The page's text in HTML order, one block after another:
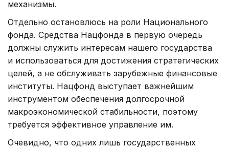
механизмы.
Отдельно остановлюсь на роли Национального
фонда. Средства Нацфонда в первую очередь
должны служить интересам нашего государства
и использоваться для достижения стратегических
целей, а не обслуживать зарубежные финансовые
институты. Нацфонд выступает важнейшим
инструментом обеспечения долгосрочной
макроэкономической стабильности, поэтому
требуется эффективное управление им.
Очевидно, что одних лишь государственных